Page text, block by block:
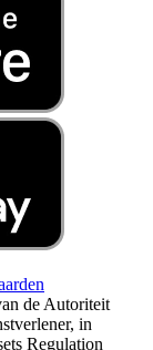
de Autoriteit
in
Regulation